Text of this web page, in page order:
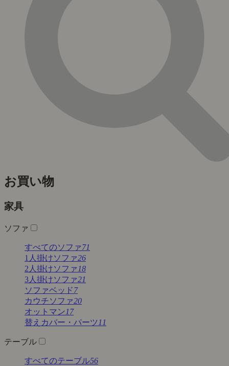
お買い物
家具
ソファ
すべてのソファ71
1人掛けソファ26
2人掛けソファ 18
3人掛けソファ21
ソファベッド7
カウチソファ20
オットマン17
替えカバー・パーツ 11
テーブル
すべてのテーブル56